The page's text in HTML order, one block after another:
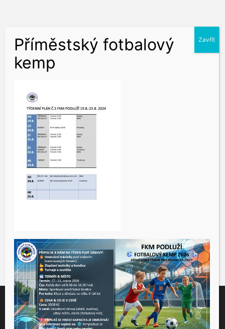
Tento web využívá soubory cookies ke správné funkčnosti a
analýze návštěvnosti. Souhlas k používání těchto dat nám
udělíte kliknutím na tlačítko "Přijmout".
Souhlas můžete odmítnoutzde